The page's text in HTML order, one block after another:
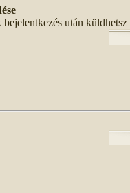
bejelentkezés után küldhetsz